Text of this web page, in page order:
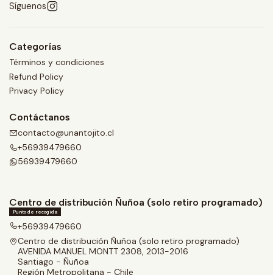
Síguenos
Categorías
Términos y condiciones
Refund Policy
Privacy Policy
Contáctanos
contacto@unantojito.cl
+56939479660
56939479660
Centro de distribución Ñuñoa (solo retiro programado)
Punto de recogida
+56939479660
Centro de distribución Ñuñoa (solo retiro programado)
AVENIDA MANUEL MONTT 2308, 2013-2016
Santiago - Ñuñoa
Región Metropolitana - Chile